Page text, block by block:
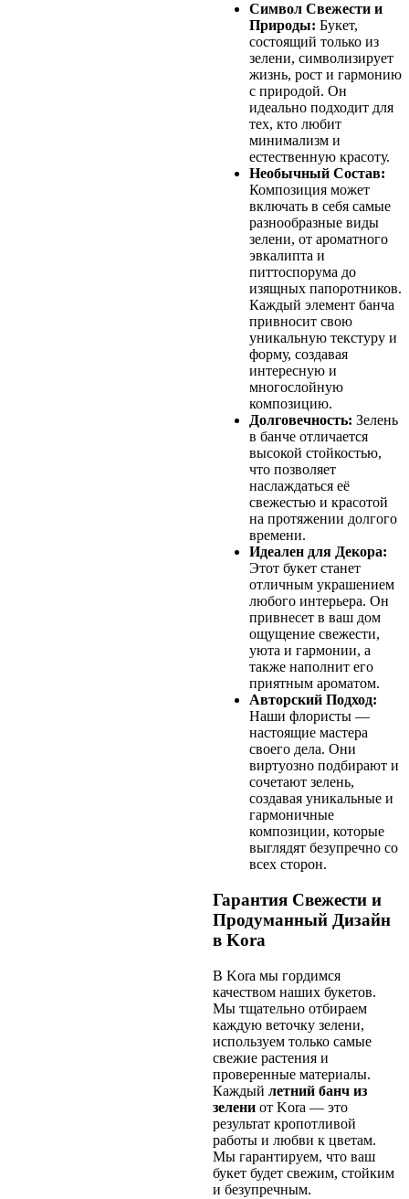
Символ Свежести и
Природы: Букет,
состоящий только из
зелени, символизирует
жизнь, рост и гармонию
с природой. Он
идеально подходит для
тех, кто любит
минимализм и
естественную красоту.
Необычный Состав:
Композиция может
включать в себя самые
разнообразные виды
зелени, от ароматного
эвкалипта и
питтоспорума до
изящных папоротников.
Каждый элемент банча
привносит свою
уникальную текстуру и
форму, создавая
интересную и
многослойную
композицию.
Долговечность: Зелень
в банче отличается
высокой стойкостью,
что позволяет
наслаждаться её
свежестью и красотой
на протяжении долгого
времени.
Идеален для Декора:
Этот букет станет
отличным украшением
любого интерьера. Он
привнесет в ваш дом
ощущение свежести,
уюта и гармонии, а
также наполнит его
приятным ароматом.
Авторский Подход:
Наши флористы —
настоящие мастера
своего дела. Они
виртуозно подбирают и
сочетают зелень,
создавая уникальные и
гармоничные
композиции, которые
выглядят безупречно со
всех сторон.
Гарантия Свежести и
Продуманный Дизайн
в Kora
В Kora мы гордимся
качеством наших букетов.
Мы тщательно отбираем
каждую веточку зелени,
используем только самые
свежие растения и
проверенные материалы.
Каждый летний банч из
зелениот Kora — это
результат кропотливой
работы и любви к цветам.
Мы гарантируем, что ваш
букет будет свежим, стойким
и безупречным.